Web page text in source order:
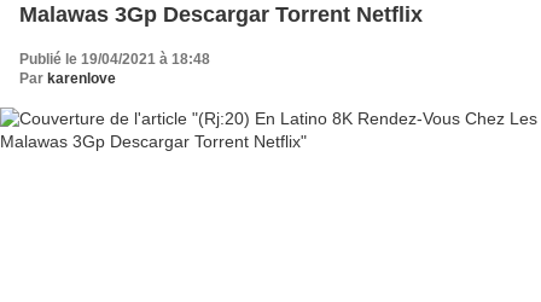
Malawas 3Gp Descargar Torrent Netflix
Publié le 19/04/2021 à 18:48
Par karenlove